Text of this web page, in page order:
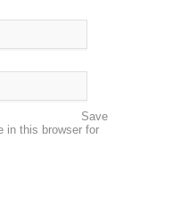
Save
in this browser for